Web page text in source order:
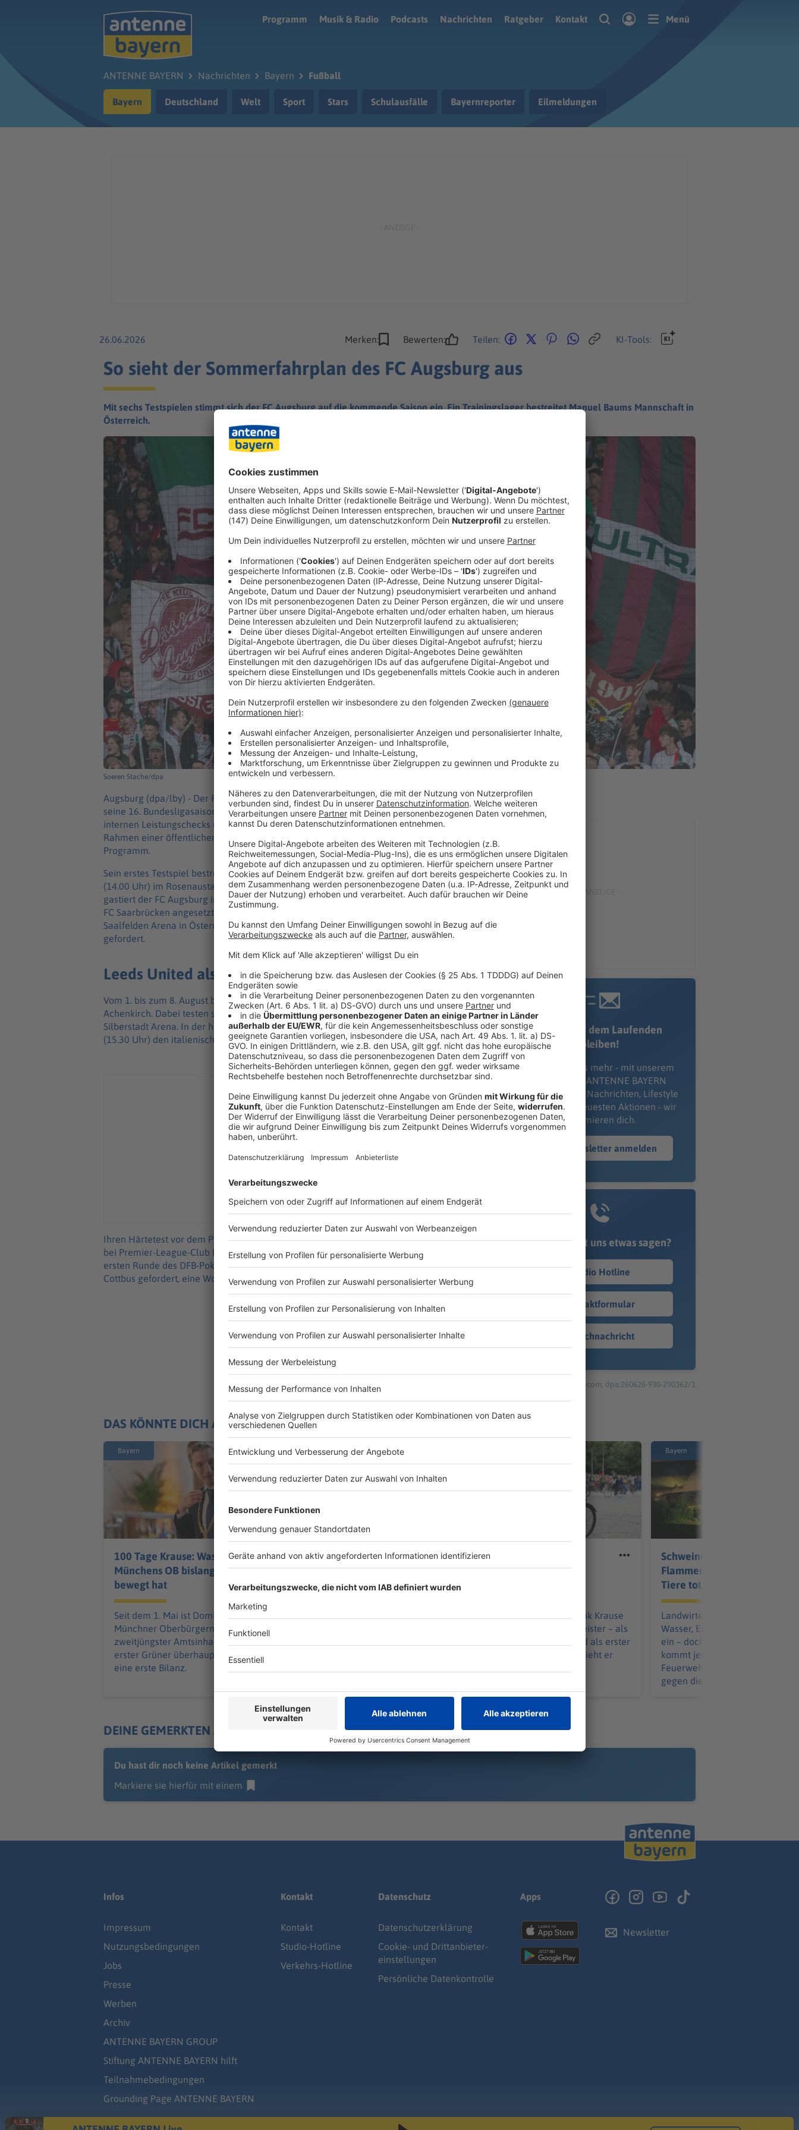
Programm
Musik & Radio Podcasts Nachrichten Ratgeber Kontakt Menü
ANTENNE BAYERN Nachrichten Bayern Fußball
Bayern Deutschland Welt Sport Stars Schulausfälle Bayernreporter Eilmeldungen
26.06.2026 Merken: Bewerten: Teilen: KI-Tools:
So sieht der Sommerfahrplan des FC Augsburg aus
Mit sechs Testspielen stimmt sich der FC Augsburg auf die kommende Saison ein. Ein Trainingslager bestreitet Manuel Baums Mannschaft in
Österreich.
Soeren Stache/dpa
Augsburg (dpa/lby) - Der FC Augsburg nimmt am 13. Juli (14.30 Uhr) die Vorbereitung auf
seine 16. Bundesligasaison auf. Die Mannschaft von Trainer Manuel Baum bestreitet nach
internen Leistungschecks und medizinischen Untersuchungen ihren offiziellen Auftakt im
Rahmen einer öffentlichen Einheit. Insgesamt stehen sechs Vorbereitungspartien auf dem
Programm.
Sein erstes Testspiel bestreitet der Tabellenneunte der vergangenen Saison am 18. Juli
(14.00 Uhr) im Rosenaustadion gegen eine Schwaben-Auswahl. Am 25. Juli (14.00 Uhr)
gastiert der FC Augsburg im Parkstadion Kaufbeuren, wo ein Test gegen den Drittligisten 1.
FC Saarbrücken angesetzt ist. Baums Mannschaft ist dann am 30. Juli (16.00 Uhr) in der
Saalfelden Arena in Österreich gegen den Premier-League-Verein AFC Bournemouth
gefordert.
Leeds United als Härtetest
Vom 1. bis zum 8. August beziehen die Augsburger ein Trainingslager im österreichischen
Achenkirch. Dabei testen sie am 5. August (19.00 Uhr) gegen den SC Schwaz in der
Silberstadt Arena. In der heimischen WWK Arena empfangen die Augsburger am 8. August
(15.30 Uhr) den italienischen Erstligisten US Sassuolo Calcio.
Ihren Härtetest vor dem Pflichtspielstart bestreiten Baums Spieler am 15. August (16.00 Uhr)
bei Premier-League-Club Leeds United mit Trainer Daniel Farke. Die Augsburger sind in der
ersten Runde des DFB-Pokals am 22. August (13.00 Uhr) bei Zweitligarückkehrer FC Energie
Cottbus gefordert, eine Woche darauf wird es in der Bundesliga ernst.
Immer auf dem Laufenden
bleiben!
Verpass' nichts mehr - mit unserem
kostenlosen ANTENNE BAYERN
Newsletter. Ob Nachrichten, Lifestyle
oder unsere neuesten Aktionen - wir
informieren dich.
Zum Newsletter anmelden
Du möchtest uns etwas sagen?
Studio Hotline
Kontaktformular
Sprachnachricht
© dpa-infocom, dpa:260626-930-290362/1
DAS KÖNNTE DICH AUCH INTERESSIEREN
Bayern
100 Tage Krause: Was
Münchens OB bislang
bewegt hat
Seit dem 1. Mai ist Dominik Krause
Münchner Oberbürgermeister – als
zweitjüngster Amtsinhaber und als
erster Grüner überhaupt. Zeit für
eine erste Bilanz.
Bayern
Kartoffeln und Mais im
Stress
100 Tage im Amt –
Dominik Krause zieht
Seit dem 1. Mai ist Dominik Krause
Münchner Oberbürgermeister – als
Zweitjüngster im Amt und als erster
Grüner überhaupt. Jetzt zieht er
Bayern
Schweinestall in
Flammen – über 1.000
Tiere tot
Landwirte liefern mit Traktoren
Wasser, Einsatzkräfte reißen
ein – doch für zahlreiche
kommt jede Hilfe zu spät. Die
Feuerwehr kämpft über Stunden
gegen die Flammen an.
DEINE GEMERKTEN ARTIKEL
Du hast dir noch keine Artikel gemerkt
Markiere sie hierfür mit einem
Infos
Impressum
Nutzungsbedingungen
Jobs
Presse
Werben
Archiv
ANTENNE BAYERN GROUP
Stiftung ANTENNE BAYERN hilft
Teilnahmebedingungen
Grounding Page ANTENNE BAYERN
Kontakt
Kontakt
Studio-Hotline
Verkehrs-Hotline
Datenschutz
Datenschutz­erklärung
Cookie- und Drittanbieter-
einstellungen
Persönliche Datenkontrolle
Apps
Newsletter